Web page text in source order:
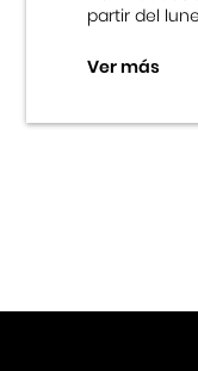
partir del
Ver más